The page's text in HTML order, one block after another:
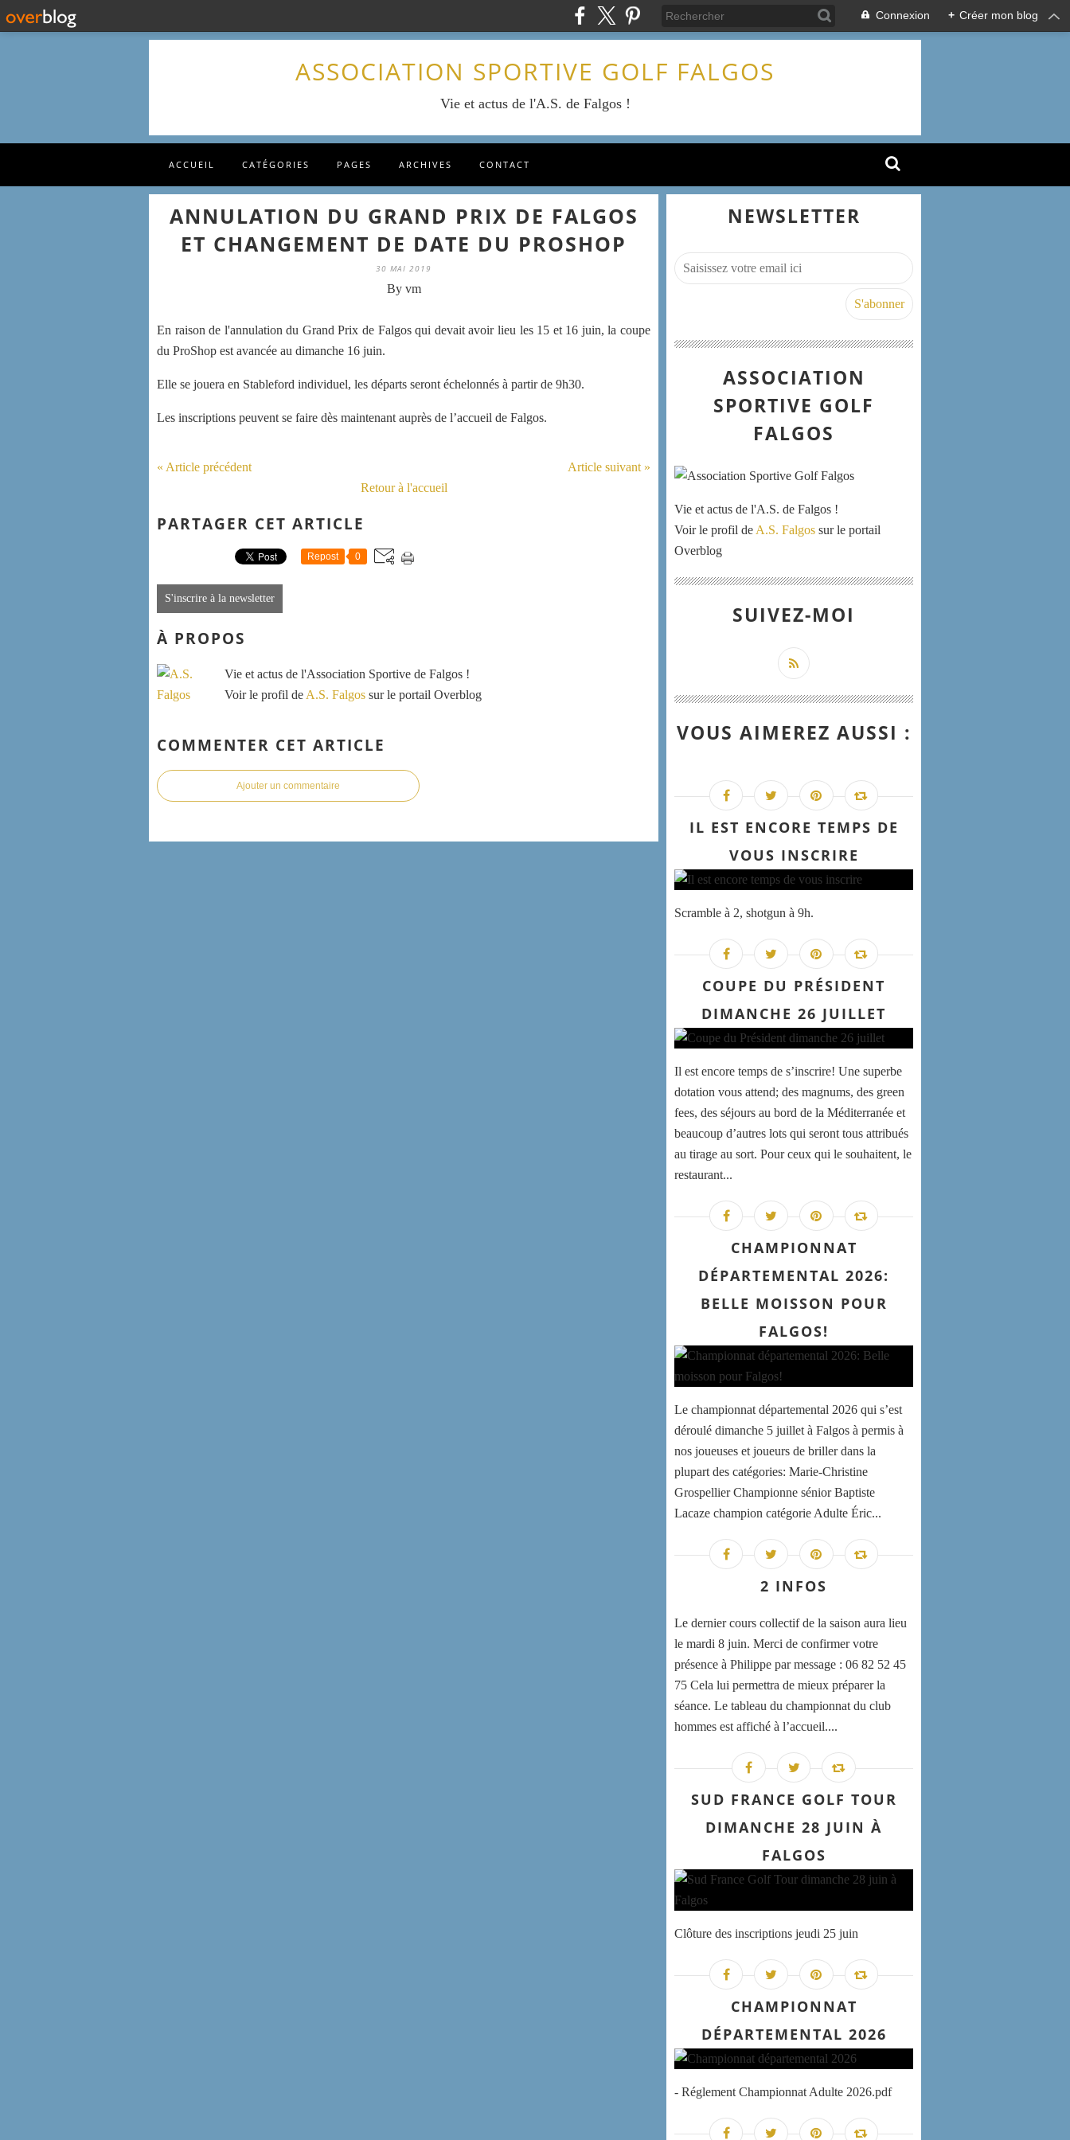
Connexion + Créer mon blog
ASSOCIATION SPORTIVE GOLF FALGOS
Vie et actus de l'A.S. de Falgos !
ACCUEIL CATÉGORIES PAGES ARCHIVES CONTACT
ANNULATION DU GRAND PRIX DE FALGOS
ET CHANGEMENT DE DATE DU PROSHOP
30 MAI 2019
By vm
En raison de l'annulation du Grand Prix de Falgos qui devait avoir lieu les 15 et 16 juin, la coupe
du ProShop est avancée au dimanche 16 juin.
Elle se jouera en Stableford individuel, les départs seront échelonnés à partir de 9h30.
Les inscriptions peuvent se faire dès maintenant auprès de l’accueil de Falgos.
« Article précédent
Article suivant »
Retour à l'accueil
PARTAGER CET ARTICLE
Repost 0
S'inscrire à la newsletter
À PROPOS
Vie et actus de l'Association Sportive de Falgos !
Voir le profil de A.S. Falgos sur le portail Overblog
COMMENTER CET ARTICLE
Ajouter un commentaire
NEWSLETTER
ASSOCIATION
SPORTIVE GOLF
FALGOS
Vie et actus de l'A.S. de Falgos !
Voir le profil de A.S. Falgos sur le portail
Overblog
SUIVEZ-MOI
VOUS AIMEREZ AUSSI :
IL EST ENCORE TEMPS DE
VOUS INSCRIRE
Scramble à 2, shotgun à 9h.
COUPE DU PRÉSIDENT
DIMANCHE 26 JUILLET
Il est encore temps de s’inscrire! Une superbe
dotation vous attend; des magnums, des green
fees, des séjours au bord de la Méditerranée et
beaucoup d’autres lots qui seront tous attribués
au tirage au sort. Pour ceux qui le souhaitent, le
restaurant...
CHAMPIONNAT
DÉPARTEMENTAL 2026:
BELLE MOISSON POUR
FALGOS!
Le championnat départemental 2026 qui s’est
déroulé dimanche 5 juillet à Falgos à permis à
nos joueuses et joueurs de briller dans la
plupart des catégories: Marie-Christine
Grospellier Championne sénior Baptiste
Lacaze champion catégorie Adulte Éric...
2 INFOS
Le dernier cours collectif de la saison aura lieu
le mardi 8 juin. Merci de confirmer votre
présence à Philippe par message : 06 82 52 45
75 Cela lui permettra de mieux préparer la
séance. Le tableau du championnat du club
hommes est affiché à l’accueil....
SUD FRANCE GOLF TOUR
DIMANCHE 28 JUIN À
FALGOS
Clôture des inscriptions jeudi 25 juin
CHAMPIONNAT
DÉPARTEMENTAL 2026
- Réglement Championnat Adulte 2026.pdf